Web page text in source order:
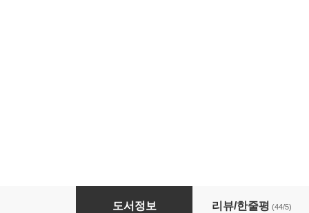
초등 글쓰기 수업
도서정보 리뷰/한줄평 (44/5)